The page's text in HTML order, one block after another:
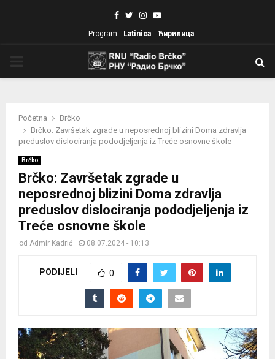
Facebook
TwitterInstagram
Youtube
Program Latinica Ћирилица
Početna
Brčko
Brčko: Završetak zgrade u neposrednoj blizini Doma zdravlja
preduslov dislociranja pododjeljenja iz Treće osnovne škole
Brčko
Brčko: Završetak zgrade u
neposrednoj blizini Doma zdravlja
preduslov dislociranja pododjeljenja iz
Treće osnovne škole
od Admir Kadrić 08.07.2024 - 10:13
PODIJELI 0